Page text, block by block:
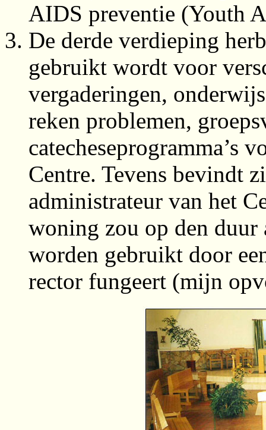
AIDS preventie (Youth
De derde verdieping
gebruikt wordt voor
vergaderingen,
reken problemen,
catecheseprogramma’s
Centre. Tevens bevindt
administrateur van het
woning zou op den
worden gebruikt door
rector fungeert (mijn